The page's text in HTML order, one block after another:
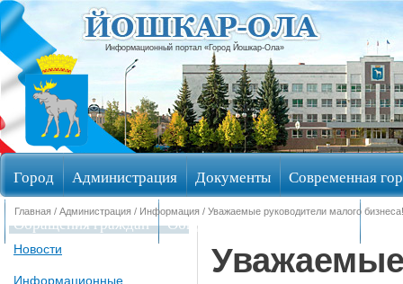
Информационный портал «Город Йошкар-Ола»
Город Администрация Документы Современная
Обращения граждан Общественные обсуждения
Главная / Администрация / Информация / Уважаемые руководители малого бизнеса!
Новости
Информационные